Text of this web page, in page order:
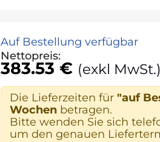
Auf Bestellung verfügbar
Nettopreis:
383.53 € (exkl MwSt.)
Die Lieferzeiten für "auf
Wochenbetragen.
Bitte wenden Sie sich
um den genauen